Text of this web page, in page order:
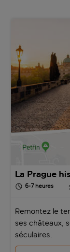
vacances à
mélange animé
anecdotes racontées.
La Prague
6-7 heures
Remontez le
ses châteaux,
séculaires.